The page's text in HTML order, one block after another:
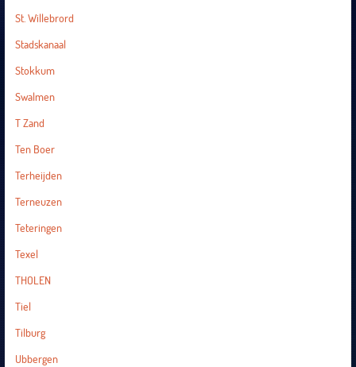
St. Willebrord
Stadskanaal
Stokkum
Swalmen
T Zand
Ten Boer
Terheijden
Terneuzen
Teteringen
Texel
THOLEN
Tiel
Tilburg
Ubbergen